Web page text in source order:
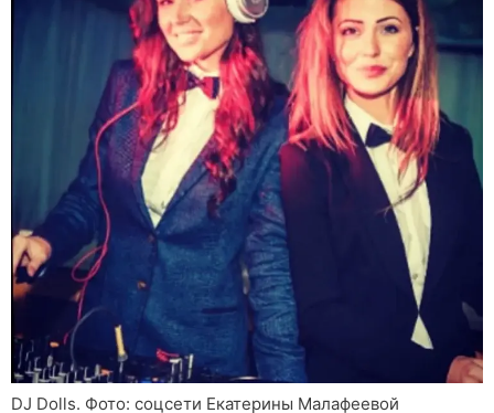
DJ Dolls. Фото: соцсети Екатерины Малафеевой